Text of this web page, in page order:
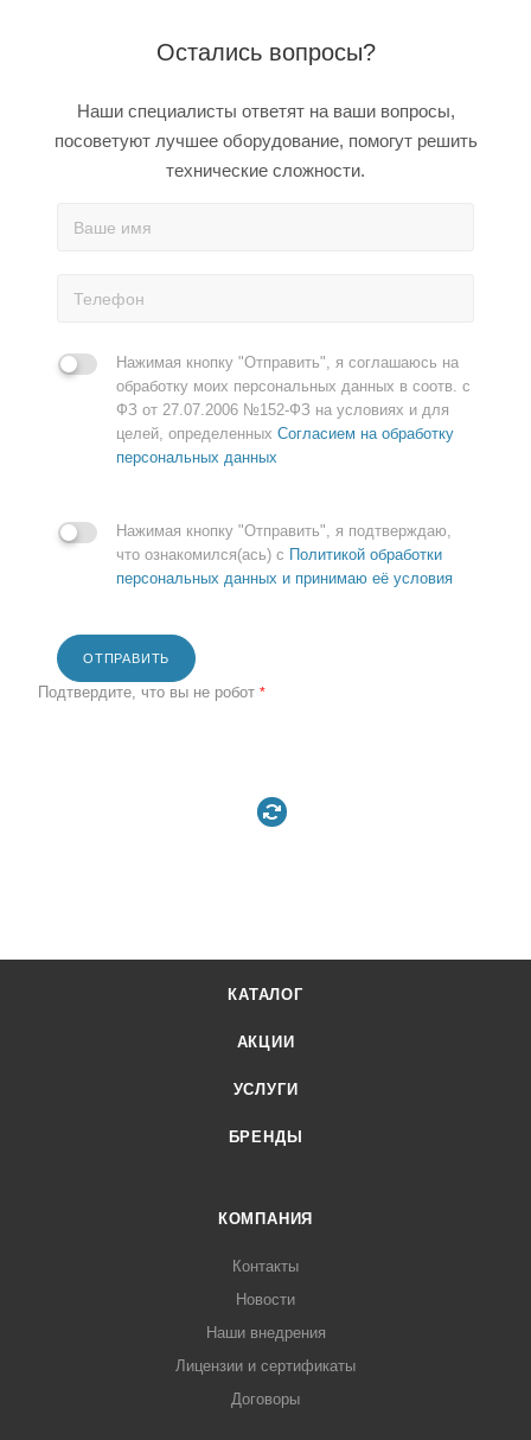
Остались вопросы?
Наши специалисты ответят на ваши вопросы,
посоветуют лучшее оборудование, помогут решить
технические сложности.
Нажимая кнопку "Отправить", я соглашаюсь на
обработку моих персональных данных в соотв. с
ФЗ от 27.07.2006 №152-ФЗ на условиях и для
целей, определенных Согласием на обработку
персональных данных
Нажимая кнопку "Отправить", я подтверждаю,
что ознакомился(ась) с Политикой обработки
персональных данных и принимаю её условия
ОТПРАВИТЬ
Подтвердите, что вы не робот *
КАТАЛОГ
АКЦИИ
УСЛУГИ
БРЕНДЫ
КОМПАНИЯ
Контакты
Новости
Наши внедрения
Лицензии и сертификаты
Договоры